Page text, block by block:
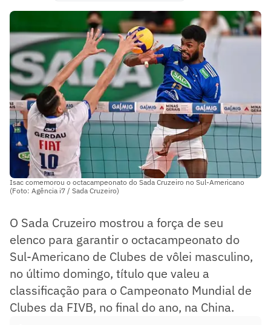
Isac comemorou o octacampeonato do Sada Cruzeiro no Sul-Americano
(Foto: Agência i7 / Sada Cruzeiro)
O Sada Cruzeiro mostrou a força de seu
elenco para garantir o octacampeonato do
Sul-Americano de Clubes de vôlei masculino,
no último domingo, título que valeu a
classificação para o Campeonato Mundial de
Clubes da FIVB, no final do ano, na China.